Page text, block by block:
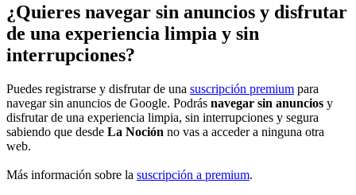
¿Quieres navegar sin anuncios y disfrutar
de una experiencia limpia y sin
interrupciones?
Puedes registrarse y disfrutar de una suscripción premium para
navegar sin anuncios de Google. Podrás navegar sin anuncios y
disfrutar de una experiencia limpia, sin interrupciones y segura
sabiendo que desde La Noción no vas a acceder a ninguna otra
web.
Más información sobre la suscripción a premium.